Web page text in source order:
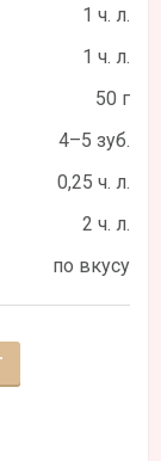
1 ч. л.
1 ч. л.
50 г
4–5 зуб.
0,25 ч. л.
2 ч. л.
по вкусу